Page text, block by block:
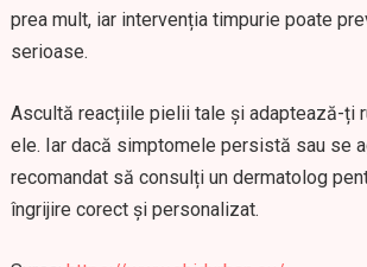
prea mult, iar intervenția timpurie poate
serioase.
Ascultă reacțiile pielii tale și adaptează-ți
ele. Iar dacă simptomele persistă sau se
recomandat să consulți un dermatolog
îngrijire corect și personalizat.